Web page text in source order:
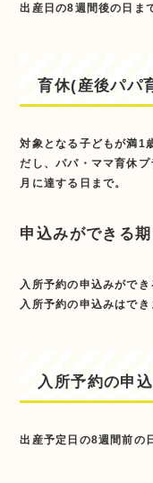
出産日の8週間後の日ま
育休(産後パパ
対象となる子どもが満1
だし、パパ・ママ育休
月に達する日まで。
申込みができる期
入所予約の申込みがで
入所予約の申込みはでき
入所予約の申
出産予定日の8週間前の